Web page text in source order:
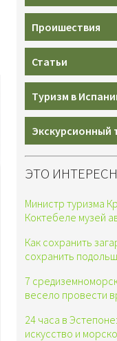
Проишествия
Статьи
Туризм в
Экскурсионный
ЭТО
Министр туризма
Коктебеле музей
Как сохранить
сохранить
7
весело провести
24 часа в
искусство и